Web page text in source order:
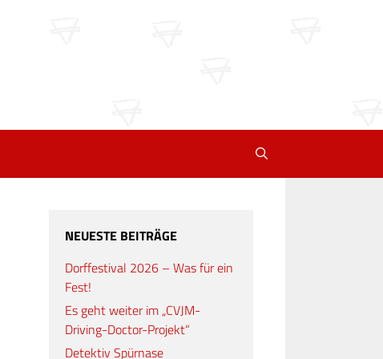
NEUESTE BEITRÄGE
Dorffestival 2026 – Was für ein
Fest!
Es geht weiter im „CVJM-
Driving-Doctor-Projekt“
Detektiv Spürnase